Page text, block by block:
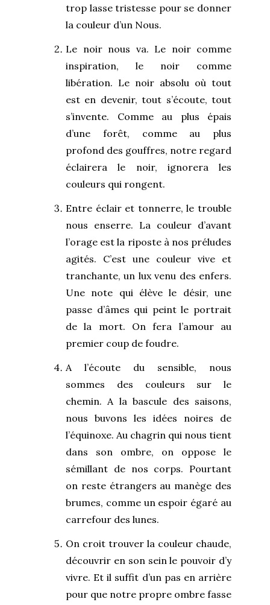
trop lasse tristesse pour se donner
la couleur d’un Nous.
Le noir nous va. Le noir comme
inspiration, le noir comme
libération. Le noir absolu où tout
est en devenir, tout s’écoute, tout
s’invente. Comme au plus épais
d’une forêt, comme au plus
profond des gouffres, notre regard
éclairera le noir, ignorera les
couleurs qui rongent.
Entre éclair et tonnerre, le trouble
nous enserre. La couleur d’avant
l’orage est la riposte à nos préludes
agités. C’est une couleur vive et
tranchante, un lux venu des enfers.
Une note qui élève le désir, une
passe d’âmes qui peint le portrait
de la mort. On fera l’amour au
premier coup de foudre.
A l’écoute du sensible, nous
sommes des couleurs sur le
chemin. A la bascule des saisons,
nous buvons les idées noires de
l’équinoxe. Au chagrin qui nous tient
dans son ombre, on oppose le
sémillant de nos corps. Pourtant
on reste étrangers au manège des
brumes, comme un espoir égaré au
carrefour des lunes.
On croit trouver la couleur chaude,
découvrir en son sein le pouvoir d’y
vivre. Et il suffit d’un pas en arrière
pour que notre propre ombre fasse